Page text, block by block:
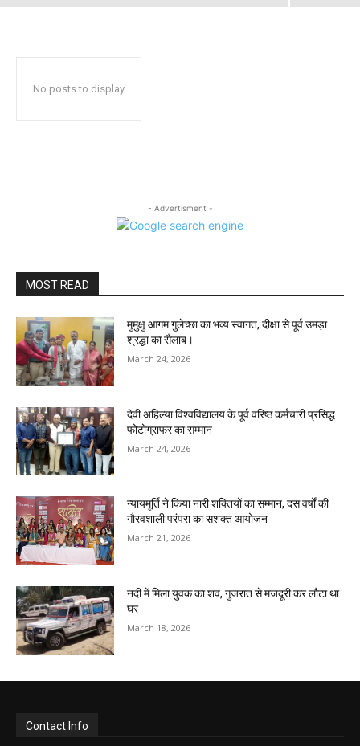
No posts to display
- Advertisment -
MOST READ
मुमुक्षु आगम गुलेच्छा का भव्य स्वागत, दीक्षा से पूर्व उमड़ा
श्रद्धा का सैलाब।
March 24, 2026
देवी अहिल्या विश्वविद्यालय के पूर्व वरिष्ठ कर्मचारी प्रसिद्ध
फोटोग्राफर का सम्मान
March 24, 2026
न्यायमूर्ति ने किया नारी शक्तियों का सम्मान, दस वर्षों की
गौरवशाली परंपरा का सशक्त आयोजन
March 21, 2026
नदी में मिला युवक का शव, गुजरात से मजदूरी कर लौटा था
घर
March 18, 2026
Contact Info